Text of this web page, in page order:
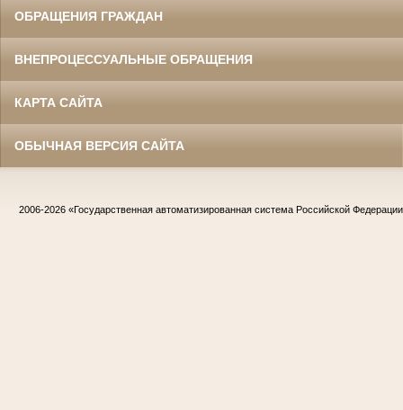
ОБРАЩЕНИЯ ГРАЖДАН
ВНЕПРОЦЕССУАЛЬНЫЕ ОБРАЩЕНИЯ
КАРТА САЙТА
ОБЫЧНАЯ ВЕРСИЯ САЙТА
2006-2026 «Государственная автоматизированная система Российской